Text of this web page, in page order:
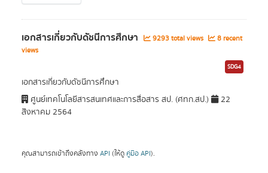
เอกสารเกี่ยวกับดัชนีการศึกษา 9293 total views
8 recent
views
SDG4
เอกสารเกี่ยวกับดัชนีการศึกษา
ศูนย์เทคโนโลยีสารสนเทศและการสื่อสาร สป. (ศทก.สป.)
22
สิงหาคม 2564
คุณสามารถเข้าถึงคลังทาง API (ให้ดู คู่มือ API).